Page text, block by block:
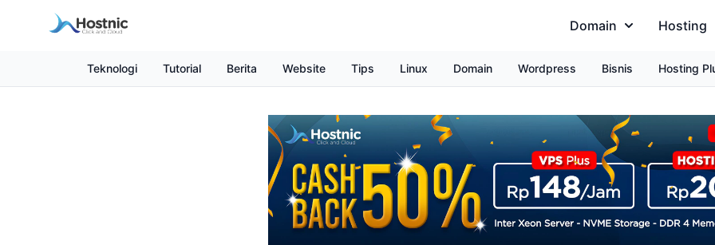
Domain Hosting
Teknologi Tutorial Berita Website Tips Linux Domain Wordpress Bisnis Hosting